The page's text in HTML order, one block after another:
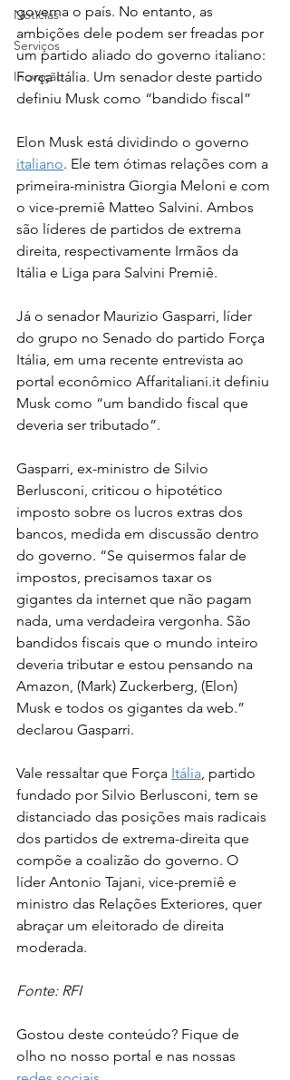
Notícias
Serviços
Inovação
governa o país. No entanto, as
ambições dele podem ser freadas por
um partido aliado do governo italiano:
Força Itália. Um senador deste partido
definiu Musk como “bandido fiscal”
Elon Musk está dividindo o governo
italiano. Ele tem ótimas relações com a
primeira-ministra Giorgia Meloni e com
o vice-premiê Matteo Salvini. Ambos
são líderes de partidos de extrema
direita, respectivamente Irmãos da
Itália e Liga para Salvini Premiê.
Já o senador Maurizio Gasparri, líder
do grupo no Senado do partido Força
Itália, em uma recente entrevista ao
portal econômico Affaritaliani.it definiu
Musk como “um bandido fiscal que
deveria ser tributado”.
Gasparri, ex-ministro de Silvio
Berlusconi, criticou o hipotético
imposto sobre os lucros extras dos
bancos, medida em discussão dentro
do governo. “Se quisermos falar de
impostos, precisamos taxar os
gigantes da internet que não pagam
nada, uma verdadeira vergonha. São
bandidos fiscais que o mundo inteiro
deveria tributar e estou pensando na
Amazon, (Mark) Zuckerberg, (Elon)
Musk e todos os gigantes da web.”
declarou Gasparri.
Vale ressaltar que Força Itália, partido
fundado por Silvio Berlusconi, tem se
distanciado das posições mais radicais
dos partidos de extrema-direita que
compõe a coalizão do governo. O
líder Antonio Tajani, vice-premiê e
ministro das Relações Exteriores, quer
abraçar um eleitorado de direita
moderada.
Fonte: RFI
Gostou deste conteúdo? Fique de
olho no nosso portal e nas nossas